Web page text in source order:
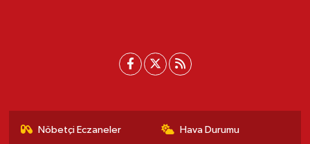
Nöbetçi Eczaneler Hava Durumu